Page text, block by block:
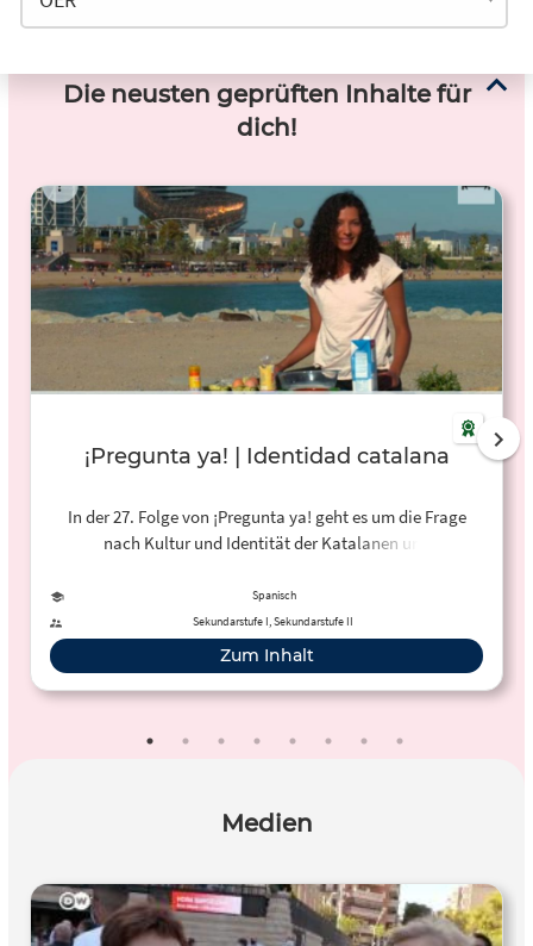
Die neusten geprüften Inhalte für
dich!
¡Pregunta ya! | Identidad catalana
In der 27. Folge von ¡Pregunta ya! geht es um die Frage
nach Kultur und Identität der Katalanen und
Spanisch
Sekundarstufe I, Sekundarstufe II
Zum Inhalt
Medien